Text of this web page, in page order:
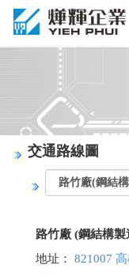
交通路線圖
路竹廠 (鋼結構
地址：
821007